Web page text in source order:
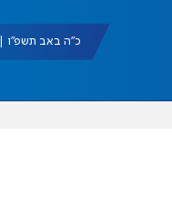
כ"ה באב תשפ"ו | 08/08/2026